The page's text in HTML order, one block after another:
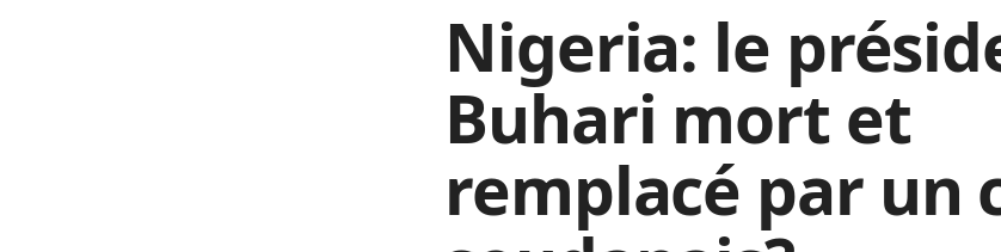
Nigeria: le
Buhari mort et
remplacé par un